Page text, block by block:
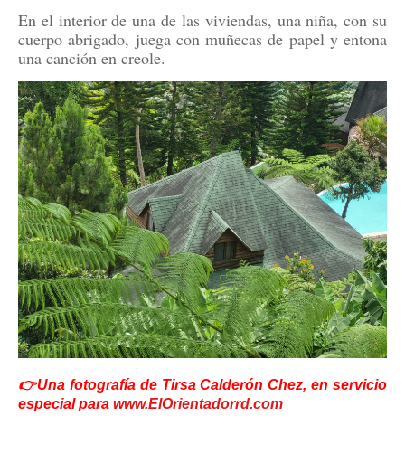
En el interior de una de las viviendas, una niña, con su
cuerpo abrigado, juega con muñecas de papel y entona
una canción en creole.
👉Una fotografía de Tirsa Calderón Chez, en servicio
especial para www.ElOrientadorrd.com